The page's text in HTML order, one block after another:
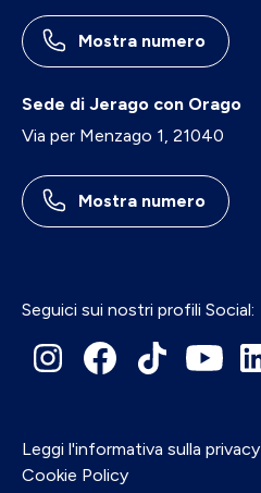
Mostra numero
Sede di Jerago con Orago
Via per Menzago 1, 21040
Mostra numero
Seguici sui nostri profili Social:
Leggi l'informativa sulla privacy
Cookie Policy